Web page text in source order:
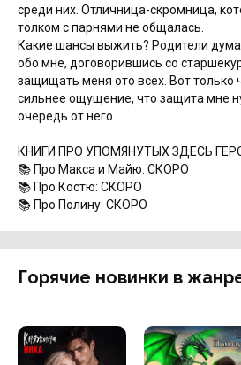
среди них. Отличница-скромница,
толком с парнями не общалась.
Какие шансы выжить? Родители
обо мне, договорившись со
защищать меня ото всех. Вот только
сильнее ощущение, что защита мне
очередь от него...
КНИГИ ПРО УПОМЯНУТЫХ ЗДЕСЬ
📚 Про Макса и Майю: СКОРО
📚 Про Костю: СКОРО
📚 Про Полину: СКОРО
Горячие новинки в